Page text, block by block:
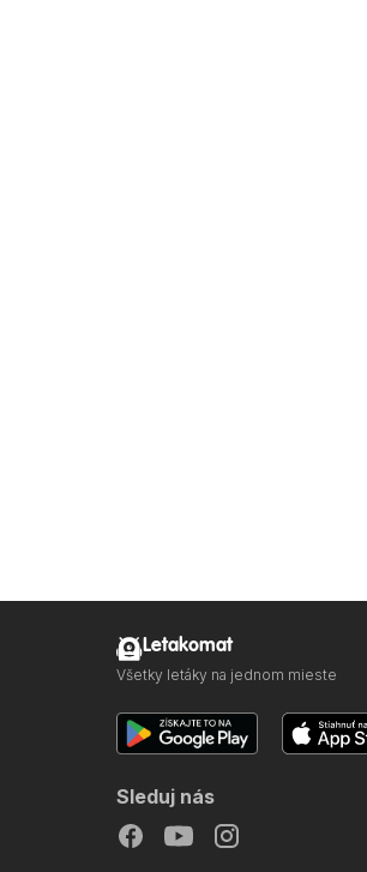
Letakomat
Všetky letáky na jednom mieste
Sleduj nás